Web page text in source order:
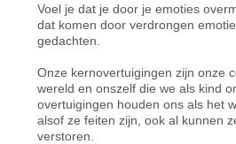
Voel je dat je door je emoties
dat komen door verdrongen
gedachten.
Onze kernovertuigingen zijn onze
wereld en onszelf die we als kind
overtuigingen houden ons als het
alsof ze feiten zijn, ook al kunnen
verstoren.